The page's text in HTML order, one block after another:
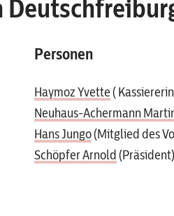
Personen
Haymoz Yvette(
Neuhaus-Achermann
Hans Jungo(Mitglied des
Schöpfer Arnold(Präsident)